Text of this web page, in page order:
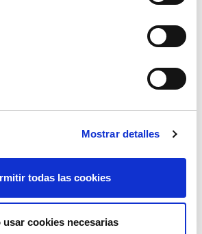
Mostrar detalles
todas las cookies
usar cookies necesarias
ver